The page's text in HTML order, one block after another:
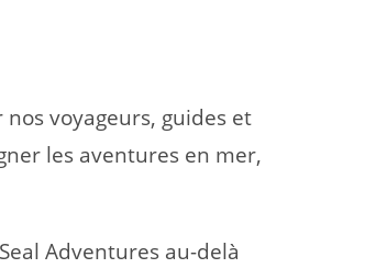
voyageurs, guides et
les aventures en mer,
Adventures au-delà